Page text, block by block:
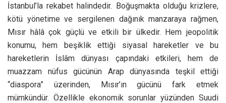
İstanbul’la rekabet halindedir. Boğuşmakta olduğu krizlere,
kötü yönetime ve sergilenen dağınık manzaraya rağmen,
Mısır hâlâ çok güçlü ve etkili bir ülkedir. Hem jeopolitik
konumu, hem beşiklik ettiği siyasal hareketler ve bu
hareketlerin İslâm dünyası çapındaki etkileri, hem de
muazzam nüfus gücünün Arap dünyasında teşkil ettiği
“diaspora” üzerinden, Mısır’ın gücünü fark etmek
mümkündür. Özellikle ekonomik sorunlar yüzünden Suudi